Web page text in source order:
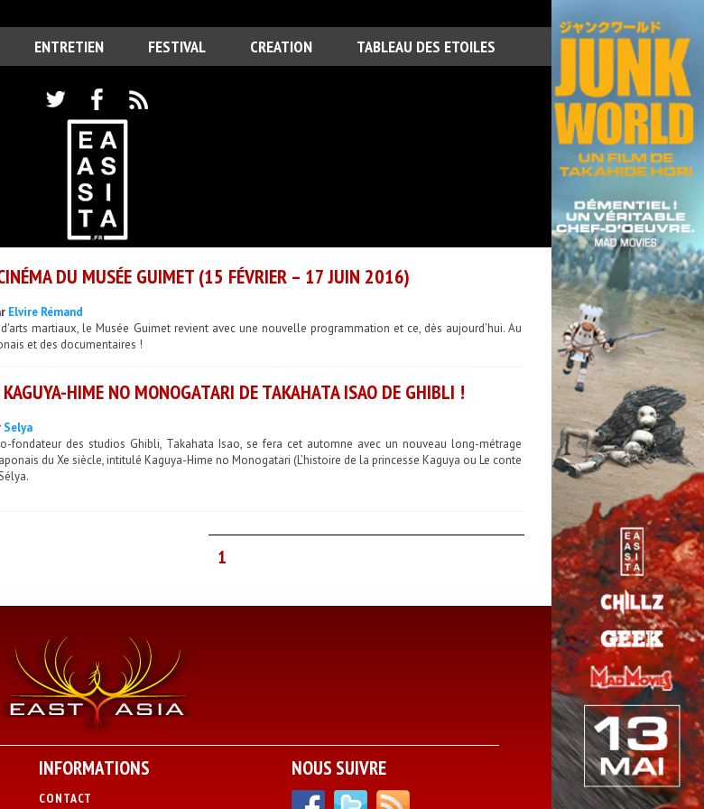
ENTRETIEN FESTIVAL CREATION TABLEAU DES ETOILES
DU MUSÉE GUIMET (15 FÉVRIER – 17 JUIN 2016)
Elvire Rémand
martiaux, le Musée Guimet revient avec une nouvelle programmation et ce, dès aujourd'hui. Au
et des documentaires !
HIME NO MONOGATARI DE TAKAHATA ISAO DE GHIBLI !
Selya
fondateur des studios Ghibli, Takahata Isao, se fera cet automne avec un nouveau long-métrage
du Xe siècle, intitulé Kaguya-Hime no Monogatari (L’histoire de la princesse Kaguya ou Le conte
1
INFORMATIONS
CONTACT
NOUS SUIVRE